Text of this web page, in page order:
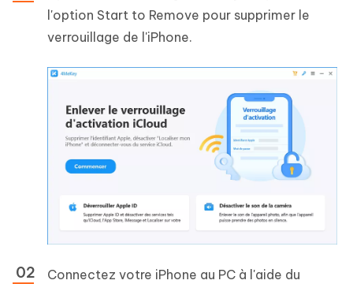
l'option Start to Remove pour supprimer le
verrouillage de l'iPhone.
Connectez votre iPhone au PC à l'aide du